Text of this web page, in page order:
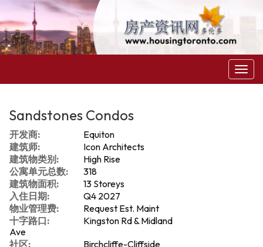
菜
单
Sandstones Condos
开发商:
Equiton
建筑师:
Icon Architects
建筑物类别:
High Rise
公寓单元总数:
318
建筑物面积:
13 Storeys
入住日期:
Q4 2027
物业管理费:
Request Est. Maint
十字路口:
Kingston Rd & Midland
Ave
社区:
Birchcliffe-Cliffside